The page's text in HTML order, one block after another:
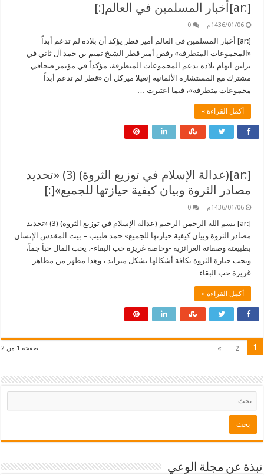
[:ar]أخبار المسلمين في العالم[:]
1436/01/06م 0
[:ar] أخبار المسلمين في العالم أمير قطر يؤكد أن بلاده لم تدعم أبداً
«المجموعات المتطرفة» رفض أمير قطر الشيخ تميم بن حمد آل ثاني في
برلين اتهام بلاده بدعم المجموعات المتطرفة، مؤكداً في مؤتمر صحافي
مشترك مع المستشارة الألمانية إنغيلا ميركل أن «قطر لم تدعم أبداً
مجموعات متطرفة»، فيما اعتبرت …
أكمل القراءة »
[:ar](عدالة الإسلام في توزيع الثروة) (3) «تحديد
مصادر الثروة وبيان كيفية حيازتها للجميع»[:]
1436/01/06م 0
[:ar] بسم الله الرحمن الرحيم (عدالة الإسلام في توزيع الثروة) (3) «تحديد
مصادر الثروة وبيان كيفية حيازتها للجميع» حمد طبيب – بيت المقدس الإنسان
بطبيعته وصفاته الغرائزية -وخاصة غريزة حب البقاء-، يحب المال حباً جماً،
ويحب حيازة الثروة بكافة أشكالها بشكل متزايد ، وهذا مظهر من مظاهر
غريزة حب البقاء …
أكمل القراءة »
صفحة 1 من 2 1
2
»
نبذة عن مجلة الوعي